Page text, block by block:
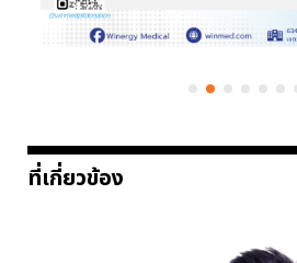
ที่เกี่ยวข้อง